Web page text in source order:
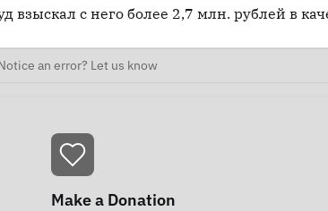
взыскал с него более 2,7 млн. рублей в
an error? Let us know
Make a Donation